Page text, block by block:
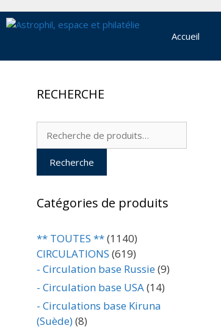
au
Accueil
RECHERCHE
Recherche
Recherche
Catégories de produits
** TOUTES **(1140)
CIRCULATIONS (619)
- Circulation base Russie(9)
- Circulation base USA(14)
- Circulations base Kiruna
(Suède)(8)